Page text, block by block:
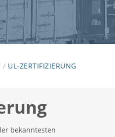
UL-ZERTIFIZIERUNG
bekanntesten